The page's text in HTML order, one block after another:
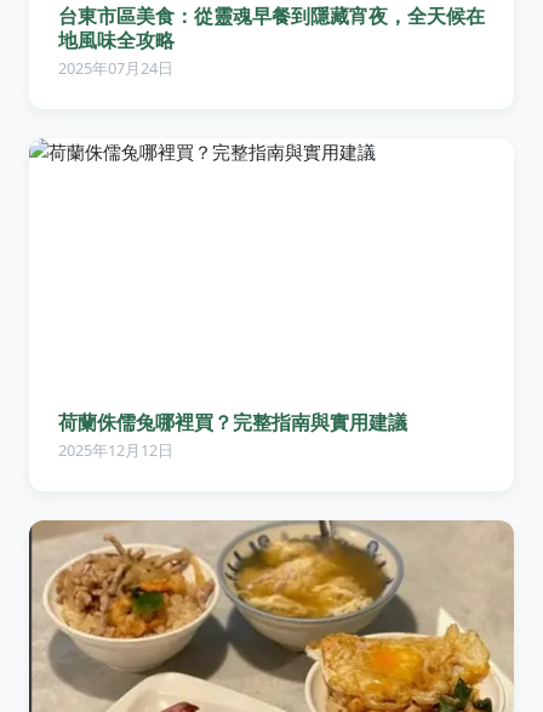
台東市區美食：從靈魂早餐到隱藏宵夜，全天候在
地風味全攻略
2025年07月24日
荷蘭侏儒兔哪裡買？完整指南與實用建議
2025年12月12日